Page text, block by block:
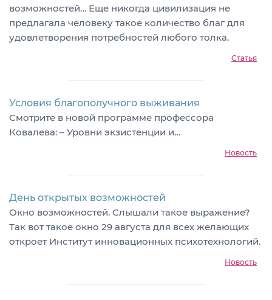
возможностей… Еще никогда цивилизация не
предлагала человеку такое количество благ для
удовлетворения потребностей любого толка.
Статья
Условия благополучного выживания
Смотрите в новой программе профессора
Ковалева: – Уровни экзистенции и…
Новость
День открытых возможностей
Окно возможностей. Слышали такое выражение?
Так вот такое окно 29 августа для всех желающих
откроет Институт инновационных психотехнологий.
Новость